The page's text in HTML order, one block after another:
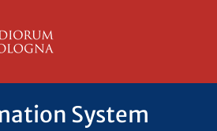
System